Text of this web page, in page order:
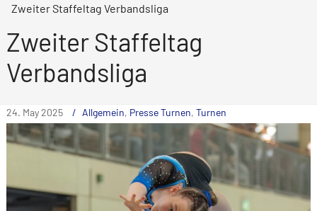
Zweiter Staffeltag Verbandsliga
Zweiter Staffeltag
Verbandsliga
24. May 2025 Allgemein, Presse Turnen, Turnen